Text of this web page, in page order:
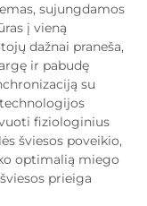
sujungdamos
į vieną
dažnai praneša,
ir pabudę
su
fiziologinius
šviesos poveikio,
optimalią miego
prieiga